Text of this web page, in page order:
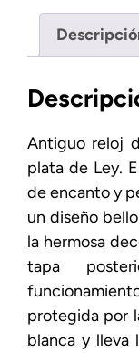
Antiguo reloj
plata de Ley.
de encanto y
un diseño
la hermosa
tapa
protegida por
blanca y lleva